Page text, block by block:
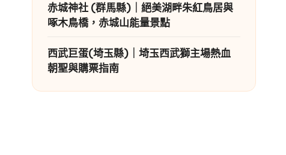
赤城神社 (群馬縣)｜絕美湖畔朱紅鳥居與
啄木鳥橋，赤城山能量景點
西武巨蛋(埼玉縣)｜埼玉西武獅主場熱血
朝聖與購票指南